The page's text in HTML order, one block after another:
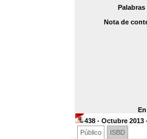
Palabras
Nota de
438 - Octubre
Público
ISBD